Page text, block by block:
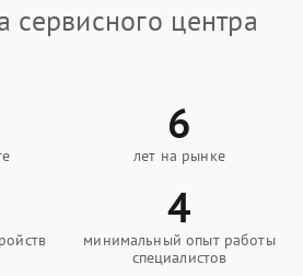
сервисного центра
6
лет на рынке
4
минимальный опыт работы
специалистов